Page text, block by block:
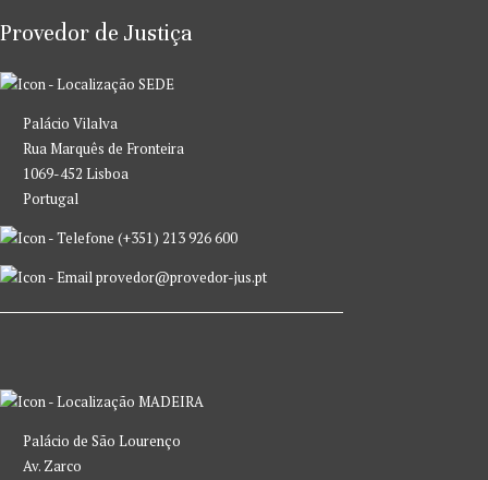
Provedor de Justiça
SEDE
Palácio Vilalva
Rua Marquês de Fronteira
1069-452 Lisboa
Portugal
(+351) 213 926 600
provedor@provedor-jus.pt
MADEIRA
Palácio de São Lourenço
Av. Zarco